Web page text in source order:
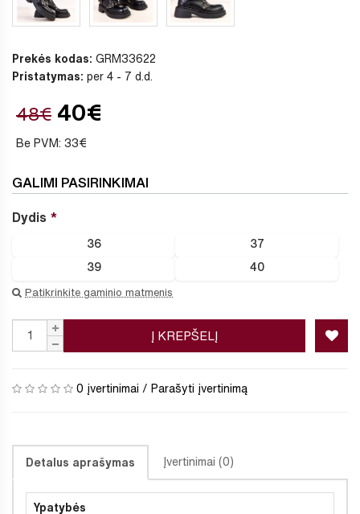
Prekės kodas: GRM33622
Pristatymas: per 4 - 7 d.d.
48€ 40€
Be PVM: 33€
GALIMI PASIRINKIMAI
Dydis
36 37
39 40
Patikrinkite gaminio matmenis
Į KREPŠELĮ
0 įvertinimai / Parašyti įvertinimą
Detalus aprašymas Įvertinimai (0)
Ypatybės